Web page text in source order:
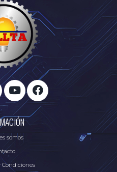
somos
Condiciones